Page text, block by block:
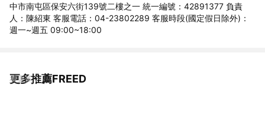
中市南屯區保安六街139號二樓之一 統一編號：42891377 負責
人：陳紹東 客服電話：04-23802289 客服時段(國定假日除外)：
週一~週五 09:00~18:00
更多推薦FREED
看更多